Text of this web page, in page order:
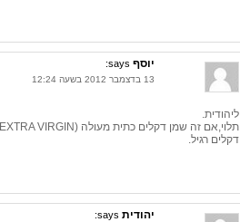
יוסף says:
13 בדצמבר 2012 בשעה 12:24
ליהודית.
דקלים רגיל.
יהודית says: